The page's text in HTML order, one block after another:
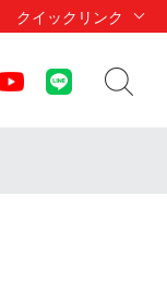
クイックリンク